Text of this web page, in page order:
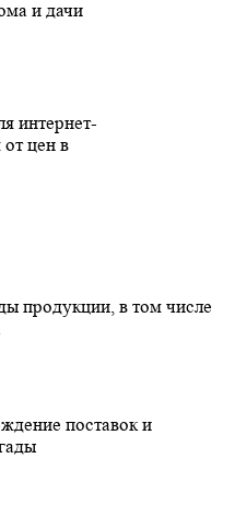
и дачи
интернет-
цен в
продукции, в том числе
поставок и